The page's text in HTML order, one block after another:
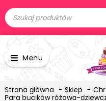
Menu
Strona główna Sklep
Para bucików różowa-